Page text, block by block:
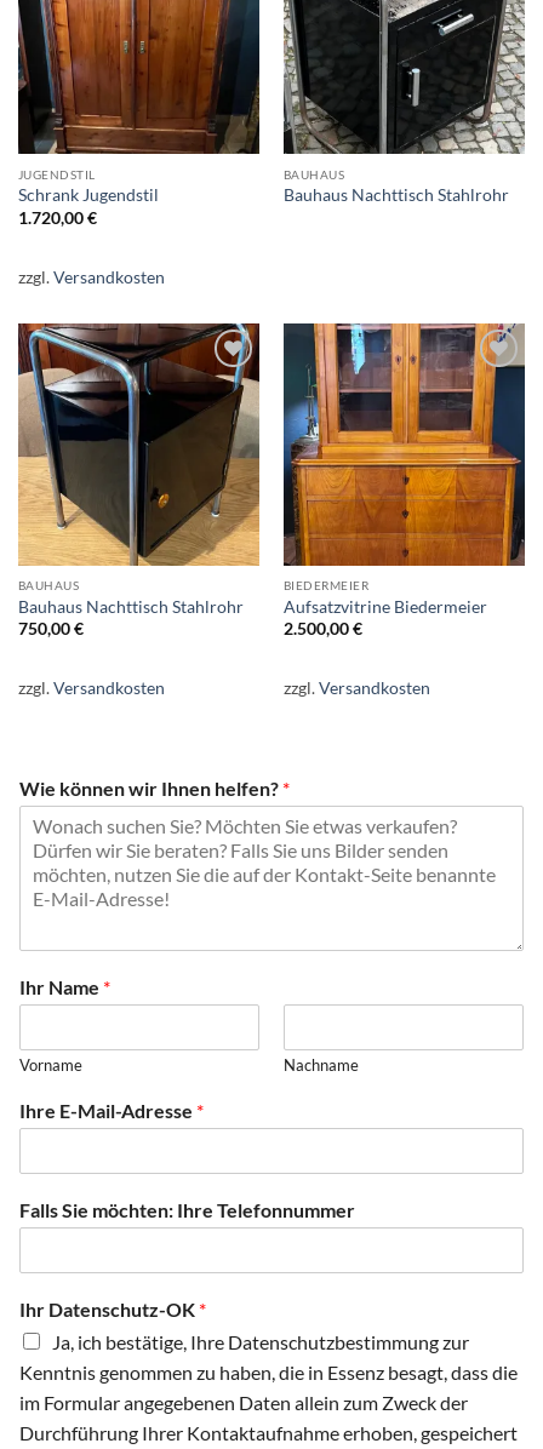
JUGENDSTIL
Schrank Jugendstil
1.720,00€
zzgl.Versandkosten
BAUHAUS
Bauhaus Nachttisch Stahlrohr
Auf die
Wunschliste
BAUHAUS
Bauhaus Nachttisch Stahlrohr
750,00€
zzgl.Versandkosten
Auf die
Wunschliste
BIEDERMEIER
Aufsatzvitrine Biedermeier
2.500,00€
zzgl.Versandkosten
Wie können wir Ihnen helfen? *
Ihr Name *
Vorname Nachname
Ihre E-Mail-Adresse *
Falls Sie möchten: Ihre Telefonnummer
e
f
e
n
?
Ihr Datenschutz-OK *
Ja, ich bestätige, Ihre Datenschutzbestimmung zur
Kenntnis genommen zu haben, die in Essenz besagt, dass die
im Formular angegebenen Daten allein zum Zweck der
Durchführung Ihrer Kontaktaufnahme erhoben, gespeichert